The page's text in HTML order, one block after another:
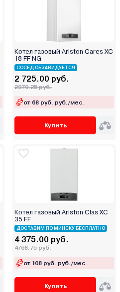
Котел газовый Ariston Cares XC
18 FF NG
СОСЕД ОБЗАВИДУЕТСЯ
2 725.00 руб.
2970.25 руб.
от 68 руб. руб./мес.
Купить
Котел газовый Ariston Clas XC
35 FF
ДОСТАВИМ ПО МИНСКУ БЕСПЛАТНО
4 375.00 руб.
4768.75 руб.
от 108 руб. руб./мес.
Купить